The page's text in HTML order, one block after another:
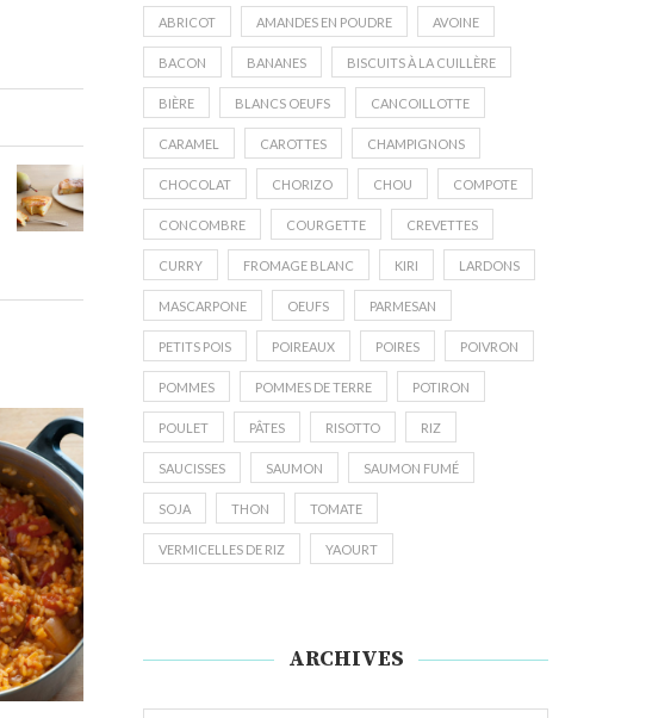
ABRICOT AMANDES EN POUDRE AVOINE
BACON BANANES BISCUITS À LA CUILLÈRE
BIÈRE BLANCS OEUFS CANCOILLOTTE
CARAMEL CAROTTES CHAMPIGNONS
CHOCOLAT CHORIZO CHOU COMPOTE
CONCOMBRE COURGETTE CREVETTES
CURRY FROMAGE BLANC KIRI LARDONS
MASCARPONE OEUFS PARMESAN
PETITS POIS POIREAUX POIRES POIVRON
POMMES POMMES DE TERRE POTIRON
POULET PÂTES RISOTTO RIZ
SAUCISSES SAUMON SAUMON FUMÉ
SOJA THON TOMATE
VERMICELLES DE RIZ YAOURT
ARCHIVES